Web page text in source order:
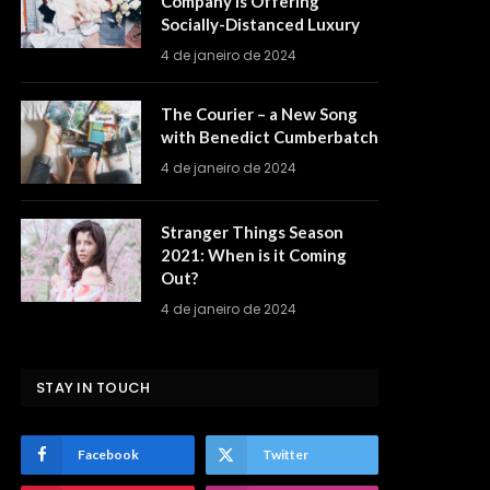
Socially-Distanced Luxury
4 de janeiro de 2024
The Courier – a New Song
with Benedict Cumberbatch
4 de janeiro de 2024
Stranger Things Season
2021: When is it Coming
Out?
4 de janeiro de 2024
STAY IN TOUCH
Facebook Twitter